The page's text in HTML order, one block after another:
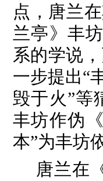
点，唐兰
兰亭》丰
系的学说
一步提出“
毁于火”等
丰坊作伪
本”为丰坊
唐兰在